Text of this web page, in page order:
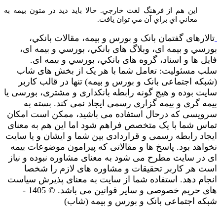
اين هم از فرهنگ لغت خارجي. حالا بايد ديد در متون بيمه به
معاني اي براي آن مي توان يافت.
تالارهای گفتمان بانک و بورس و بیمه، مقالات بانکي،
بورسي و بیمه ای، وبلاگ های بانکي، بورسي و بیمه ای،
فایل ها و اسناد، گروه های بانکي، بورسي و بیمه ای.
سلب مسئولیت: تعامل شما با هر یک از بخش های شاب
(شبکه اجتماعی بانک و بورس و بیمه) تنها در قالب کاربر
سایت بوده و هیچ گونه رابطه بانکداری و مشتری، بورسی یا
بیمه گری و بیمه گزاری رسمی ایجاد نمی کند. بسته به
سرویسی که درحال استفاده می باشید، ممکن است امکان
تماس شما با یک متخصص فراهم شود اما این هم به معنای
ایجاد رابطه رسمی و قراردادی بین شما و ایشان و یا سایت
نخواهد بود. پاسخ ها و مقالاتی که پیرامون موضوعات بیمه
ای در سایت مطرح می شود به معنای مشاوره نبوده و نیاز
است هر کاربر تحقیقات و مشاوره های لازم را شخصا
انجام دهد. استفاده شما از سایت به معنای پذیرش سیاست
های حریم خصوصی و سایر قوانین می باشد. © 1405 -
شبکه اجتماعی بانک و بورس و بیمه (شاب)